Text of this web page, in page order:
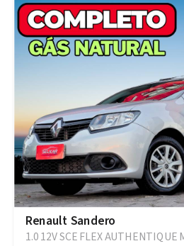
Renault Sandero
1.0 12V SCE FLEX AUTHENTIQUE